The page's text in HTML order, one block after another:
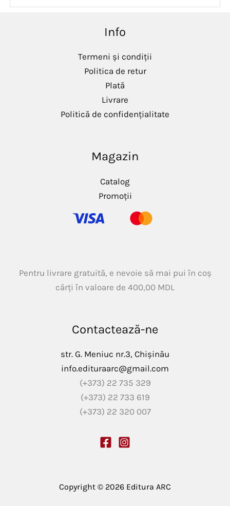
m
m
Info
Termeni și condiții
Politica de retur
Plată
Livrare
Politică de confidențialitate
Magazin
Catalog
Promoții
Pentru livrare gratuită, e nevoie să mai pui în coș
cărți în valoare de 400,00 MDL
Contactează-ne
str. G. Meniuc nr.3, Chișinău
info.edituraarc@gmail.com
(+373) 22 735 329
(+373) 22 733 619
(+373) 22 320 007
Copyright © 2026 Editura ARC